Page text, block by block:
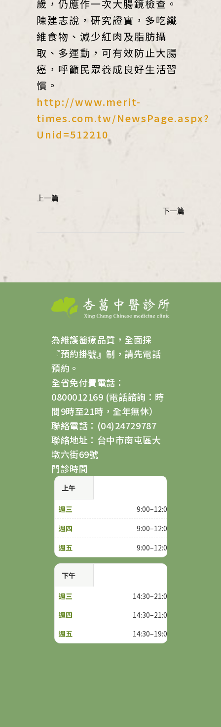
歲，仍應作一次大腸鏡檢查。
陳建志說，研究證實，多吃纖
維食物、減少紅肉及脂肪攝
取、多運動，可有效防止大腸
癌，呼籲民眾養成良好生活習
慣。
http://www.merit-
times.com.tw/NewsPage.aspx?
Unid=512210
為維護醫療品質，全面採
『預約掛號』制，請先電話
預約。
全省免付費電話：
0800012169 (電話諮詢：時
間9時至21時，全年無休）
聯絡電話：(04)24729787
聯絡地址：台中市南屯區大
墩六街69號
門診時間
上午
9:00–12:00
9:00–12:00
9:00–12:00
下午
14:30–21:00
14:30–21:00
14:30–19:00